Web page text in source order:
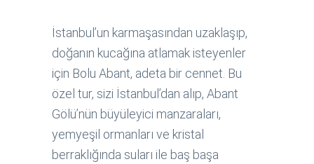
İstanbul’un karmaşasından uzaklaşıp,
doğanın kucağına atlamak isteyenler
için Bolu Abant, adeta bir cennet. Bu
özel tur, sizi İstanbul’dan alıp, Abant
Gölü’nün büyüleyici manzaraları,
yemyeşil ormanları ve kristal
berraklığında suları ile baş başa